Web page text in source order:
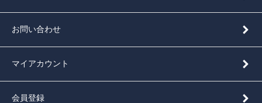
お問い合わせ
マイアカウント
会員登録